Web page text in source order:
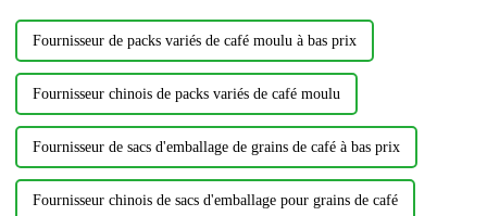
Fournisseur de packs variés de café moulu à bas prix
Fournisseur chinois de packs variés de café moulu
Fournisseur de sacs d'emballage de grains de café à bas prix
Fournisseur chinois de sacs d'emballage pour grains de café